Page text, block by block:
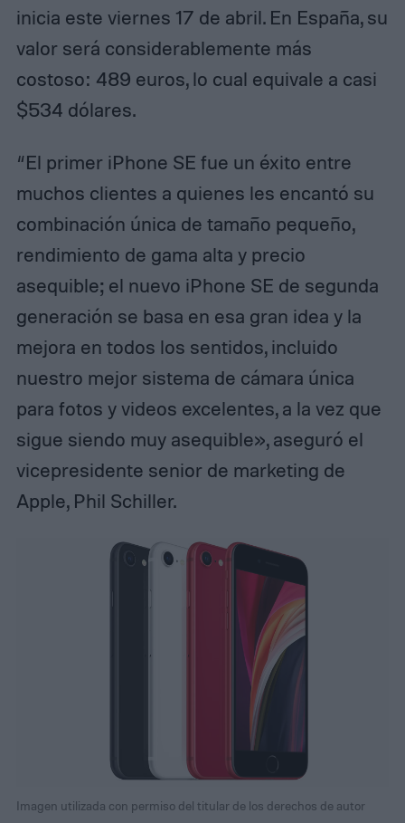
inicia este viernes 17 de abril. En España, su
valor será considerablemente más
costoso: 489 euros, lo cual equivale a casi
$534 dólares.
“El primer iPhone SE fue un éxito entre
muchos clientes a quienes les encantó su
combinación única de tamaño pequeño,
rendimiento de gama alta y precio
asequible; el nuevo iPhone SE de segunda
generación se basa en esa gran idea y la
mejora en todos los sentidos, incluido
nuestro mejor sistema de cámara única
para fotos y videos excelentes, a la vez que
sigue siendo muy asequible», aseguró el
vicepresidente senior de marketing de
Apple, Phil Schiller.
Imagen utilizada con permiso del titular de los derechos de autor